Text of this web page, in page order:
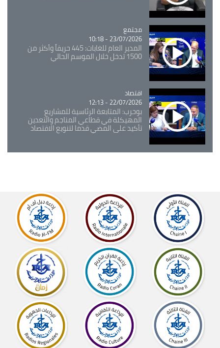
Catégorie
مجتمع
23/07/2026 - 10:18
المدير العام للغابات: 445 حريقاً وأكثر من
1500 تدخل خلال الموسم الحالي
Catégorie
اقتصاد
22/07/2026 - 12:13
بوحرب: المتابعة الرئاسية للمشاريع
المهيكلة في قطاعي المناجم والتعدين
تأكيد على المضي قدما لتنويع الاقتصاد